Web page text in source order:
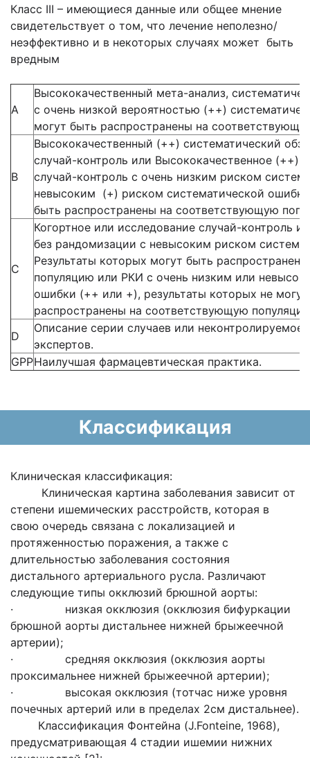
Класс III – имеющиеся данные или общее мнение
свидетельствует о том, что лечение неполезно/
неэффективно и в некоторых случаях может быть
вредным
А
Высококачественный мета-анализ,
с очень низкой вероятностью (++)
могут быть распространены на
В
Высококачественный (++) систематический
случай-контроль или Высококачественное (++)
случай-контроль с очень низким риском
невысоким (+) риском систематической
быть распространены на соответствующую
С
Когортное или исследование случай-контроль
без рандомизации с невысоким риском
Результаты которых могут быть
популяцию или РКИ с очень низким или
ошибки (++ или +), результаты которых не
распространены на соответствующую
D
Описание серии случаев или неконтролируемое
экспертов.
GPPНаилучшая фармацевтическая практика.
Классификация
Клиническая классификация:
Клиническая картина заболевания зависит от
степени ишемических расстройств, которая в
свою очередь связана с локализацией и
протяженностью поражения, а также с
длительностью заболевания состояния
дистального артериального русла. Различают
следующие типы окклюзий брюшной аорты:
· низкая окклюзия (окклюзия бифуркации
брюшной аорты дистальнее нижней брыжеечной
артерии);
· средняя окклюзия (окклюзия аорты
проксимальнее нижней брыжеечной артерии);
· высокая окклюзия (тотчас ниже уровня
почечных артерий или в пределах 2см дистальнее).
Классификация Фонтейна (J.Fonteine, 1968),
предусматривающая 4 стадии ишемии нижних